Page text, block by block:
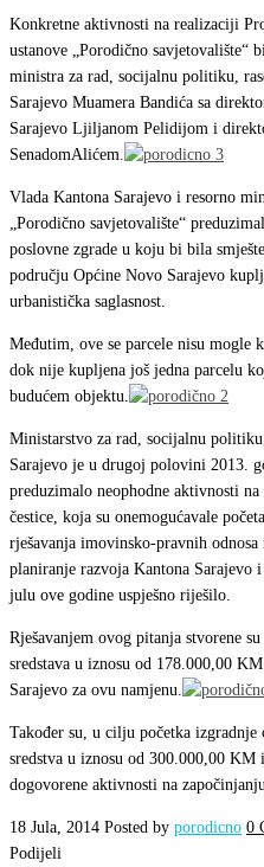
realizacija
Projekta
izgradnje
poslovne
zgrade
JU
“Porodično
savjetovalište”
Konkretne aktivnosti na realizaciji
ustanove „Porodično savjetovalište“
ministra za rad, socijalnu politiku,
Sarajevo Muamera Bandića sa
Sarajevo Ljiljanom Pelidijom i
SenadomAlićem.
Vlada Kantona Sarajevo i resorno
„Porodično savjetovalište“
poslovne zgrade u koju bi bila
području Općine Novo Sarajevo
urbanistička saglasnost.
Međutim, ove se parcele nisu
dok nije kupljena još jedna parcelu
budućem objektu.
Ministarstvo za rad, socijalnu
Sarajevo je u drugoj polovini 2013.
preduzimalo neophodne aktivnosti
čestice, koja su onemogućavale
rješavanja imovinsko-pravnih
planiranje razvoja Kantona Sarajevo
julu ove godine uspješno riješilo.
Rješavanjem ovog pitanja stvorene
sredstava u iznosu od 178.000,00
Sarajevo za ovu namjenu.
Također su, u cilju početka
sredstva u iznosu od 300.000,00 KM
dogovorene aktivnosti na
18 Jula, 2014 Posted by porodicno 0
Podijeli